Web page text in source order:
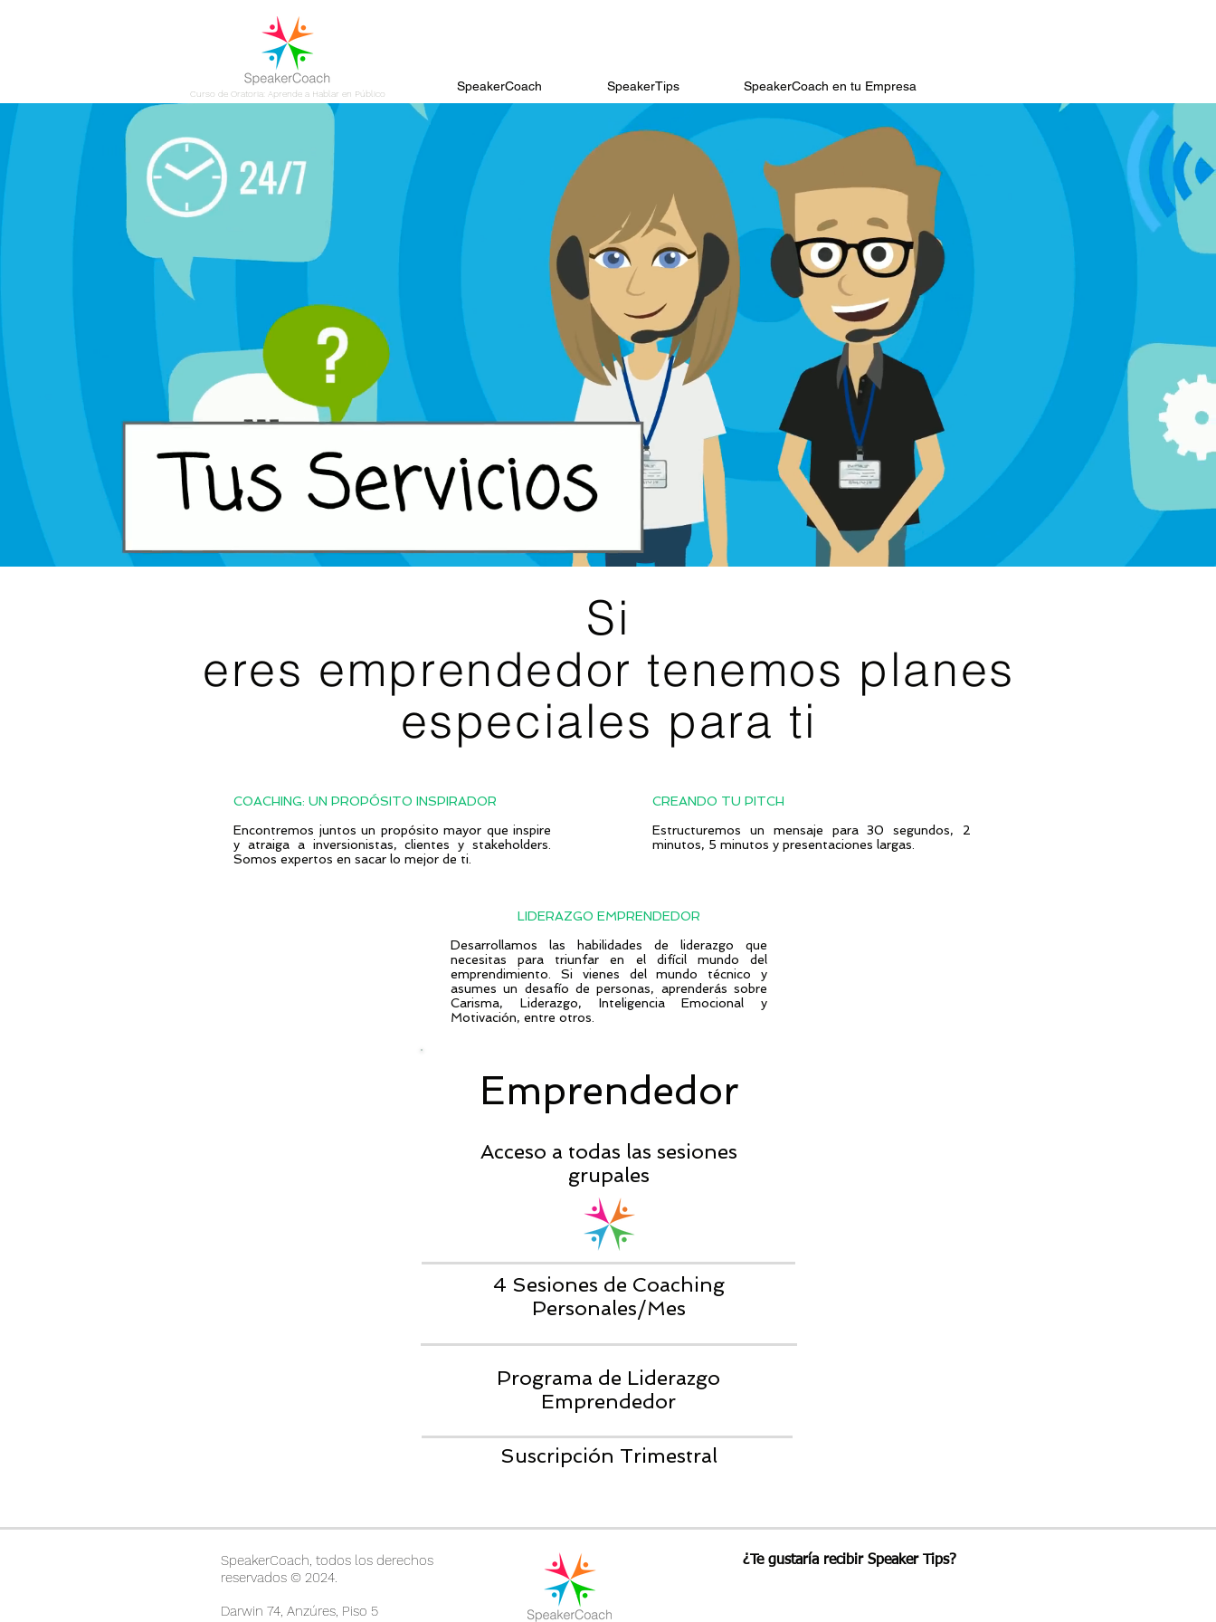
Curso de Oratoria: Aprende a Hablar en Público
SpeakerCoach SpeakerTips SpeakerCoach en tu Empresa
Si
eres emprendedor tenemos planes
especiales para ti
COACHING: UN PROPÓSITO INSPIRADOR
Encontremos juntos un propósito mayor que inspire
y atraiga a inversionistas, clientes y stakeholders.
Somos expertos en sacar lo mejor de ti.
CREANDO TU PITCH
Estructuremos un mensaje para 30 segundos, 2
minutos, 5 minutos y presentaciones largas.
LIDERAZGO EMPRENDEDOR
Desarrollamos las habilidades de liderazgo que
necesitas para triunfar en el difícil mundo del
emprendimiento. Si vienes del mundo técnico y
asumes un desafío de personas, aprenderás sobre
Carisma, Liderazgo, Inteligencia Emocional y
Motivación, entre otros.
Emprendedor
Acceso a todas las sesiones
grupales
4 Sesiones de Coaching
Personales/Mes
Programa de Liderazgo
Emprendedor
Suscripción Trimestral
SpeakerCoach, todos los derechos
reservados © 2024.
Darwin 74, Anzúres, Piso 5
¿Te gustaría recibir Speaker Tips?